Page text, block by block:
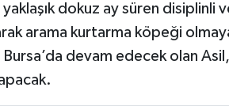
yaklaşık dokuz ay süren disiplinli
arama kurtarma köpeği
devam edecek olan